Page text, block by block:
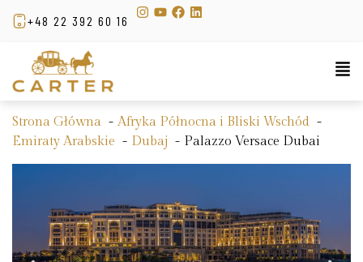
+48 22 392 60 16
Strona Główna
Afryka Północna i Bliski Wschód
Emiraty Arabskie
Dubaj Palazzo Versace Dubai